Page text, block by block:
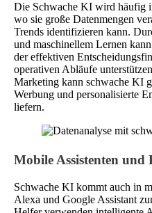
Die Schwache KI wird häufig
wo sie große Datenmengen
Trends identifizieren kann.
und maschinellem Lernen
der effektiven
operativen Abläufe
Marketing kann schwache KI
Werbung und personalisierte
liefern.
Mobile Assistenten und
Schwache KI kommt auch in
Alexa und Google Assistant